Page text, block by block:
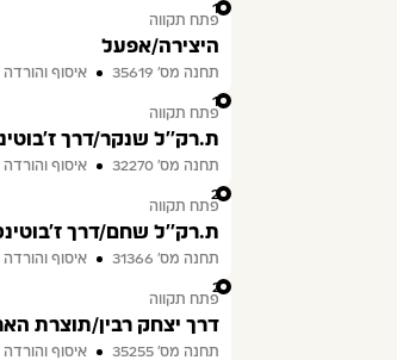
18
פתח תקווה
היצירה/אפעל
תחנה מס׳ 35619
איסוף והורדה
19
פתח תקווה
ת.רק''ל שנקר/דרך
תחנה מס׳ 32270
איסוף והורדה
20
פתח תקווה
ת.רק''ל שחם/דרך
תחנה מס׳ 31366
איסוף והורדה
21
פתח תקווה
דרך יצחק רבין/תוצרת
תחנה מס׳ 35255
איסוף והורדה